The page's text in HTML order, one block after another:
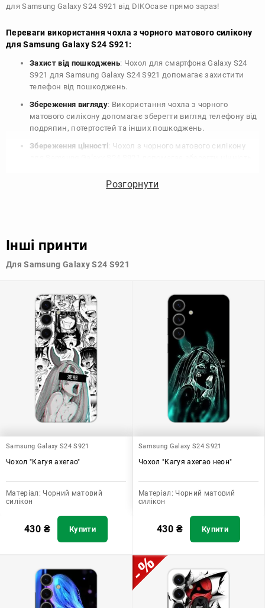
для Samsung Galaxy S24 S921 від DIKOcase прямо зараз!
Переваги використання чохла з чорного матового силікону
для Samsung Galaxy S24 S921:
Захист від пошкоджень: Чохол для смартфона Galaxy S24
S921 для Samsung Galaxy S24 S921 допомагає захистити
телефон від пошкоджень.
Збереження вигляду: Використання чохла з чорного
матового силікону допомагає зберегти вигляд телефону від
подряпин, потертостей та інших пошкоджень.
Збереження цінності: Чохол з чорного матового силікону
планують продати свій пристрій в майбутньому.
Узагалі, чохол для телефону - це дуже корисний аксесуар, який
допомагає захистити ваш пристрій, зберегти його цінність і
Розгорнути
Інші принти
Для Samsung Galaxy S24 S921
Samsung Galaxy S24 S921
Чохол "Кагуя ахегао"
Матеріал: Чорний матовий
силікон
430 ₴ Купити
Samsung Galaxy S24 S921
Чохол "Кагуя ахегао неон"
Матеріал: Чорний матовий
силікон
430 ₴ Купити